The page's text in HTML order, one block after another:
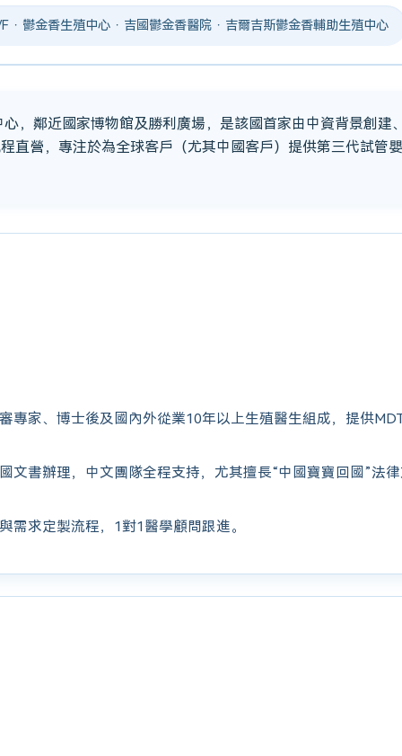
· 鬱金香生殖中心 · 吉國鬱金香醫院 · 吉爾吉斯鬱金香輔助生殖中心
，鄰近國家博物館及勝利廣場，是該國首家由中資背景創建
直營，專注於為全球客戶（尤其中國客戶）提供第三代試管
專家、博士後及國內外從業10年以上生殖醫生組成，提供
文書辦理，中文團隊全程支持，尤其擅長“中國寶寶回國”法
需求定製流程，1對1醫學顧問跟進。